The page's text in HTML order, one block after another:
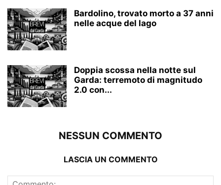
Bardolino, trovato morto a 37 anni
nelle acque del lago
Doppia scossa nella notte sul
Garda: terremoto di magnitudo
2.0 con...
NESSUN COMMENTO
LASCIA UN COMMENTO